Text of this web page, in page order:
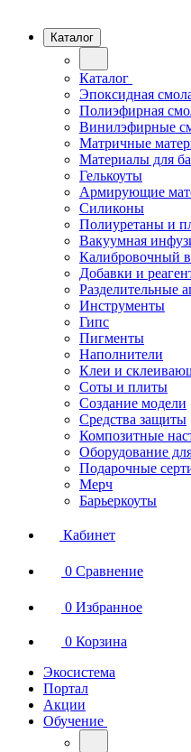
Каталог
Каталог
Эпоксидная
Полиэфирная
Винилэфирные
Матричные
Материалы для
Гелькоуты
Армирующие
Силиконы
Полиуретаны и
Вакуумная
Калибровочный
Добавки и
Разделительные
Инструменты
Гипс
Пигменты
Наполнители
Клеи и
Соты и плиты
Создание модели
Средства защиты
Композитные
Оборудование
Подарочные
Мерч
Барьеркоуты
Кабинет
0 Сравнение
0 Избранное
0 Корзина
Экосистема
Портал
Акции
Обучение